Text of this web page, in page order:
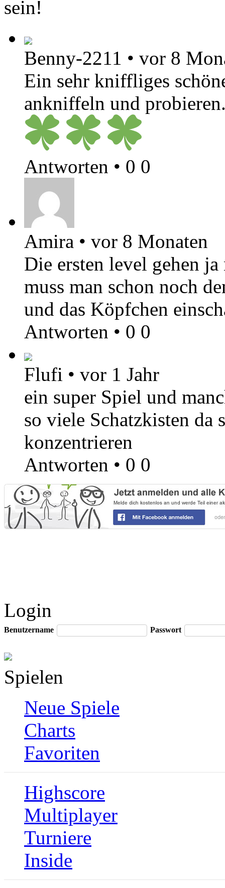
sein!
Benny-2211 • vor 8
Ein sehr kniffliges
ankniffeln und
Antworten • 0 0
Amira • vor 8 Monaten
Die ersten level gehen
muss man schon noch
und das Köpfchen
Antworten • 0 0
Flufi • vor 1 Jahr
ein super Spiel und
so viele Schatzkisten da
konzentrieren
Antworten • 0 0
Login
Benutzername Passwort
Spielen
Neue Spiele
Charts
Favoriten
Highscore
Multiplayer
Turniere
Inside